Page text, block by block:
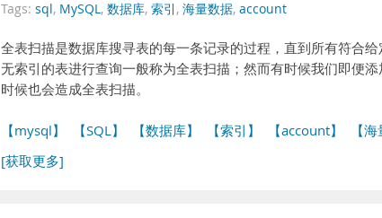
Tags: sql, MySQL, 数据库, 索引 , 海量数据, account
全表扫描是数据库搜寻表的每一条记录的过程，直到所有符合
无索引的表进行查询一般称为全表扫描；然而有时候我们即便
时候也会造成全表扫描。
【mysql】 【SQL】 【数据库】 【索引】 【account】 【
[获取更多]